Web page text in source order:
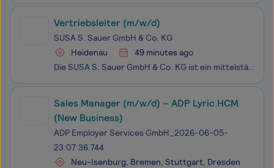
Vertriebsleiter (m/w/d)
SUSA S. Sauer GmbH & Co. KG
Heidenau
49 minutes ago
Die SUSA S. Sauer GmbH & Co. KG ist ein mittelständisches Familienunternehmen der Metallverarbeitenden Industrie. Wir fertigen Präzisionsdrehteile für jeden Einsatzbereich - von einfachen Drehprodukten bis zu anspruchsvollen Werkstücken mit komplexer Form und Kontur in Mittel- und Großserien. Unser
Sales Manager (m/w/d) – ADP Lyric HCM
(New Business)
ADP Employer Services GmbH_2026-06-05-
23:07:36.744
Neu-Isenburg, Bremen, Stuttgart, Dresden